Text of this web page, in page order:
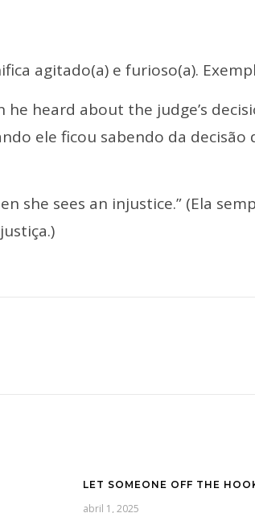
agitado(a) e furioso(a).
he heard about the judge’s
ele ficou sabendo da decisão
she sees an injustice.” (Ela
LET SOMEONE OFF THE
abril 1, 2025